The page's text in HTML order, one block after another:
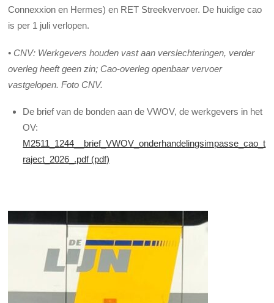
Connexxion en Hermes) en RET Streekvervoer. De huidige cao
is per 1 juli verlopen.
• CNV: Werkgevers houden vast aan verslechteringen, verder
overleg heeft geen zin; Cao-overleg openbaar vervoer
vastgelopen. Foto CNV.
De brief van de bonden aan de VWOV, de werkgevers in het
OV:
M2511_1244__brief_VWOV_onderhandelingsimpasse_cao_t
raject_2026_.pdf (pdf)